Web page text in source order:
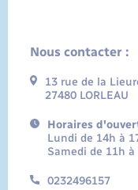
Nous contacter :
13 rue de la
27480 LORLEAU
Horaires
Lundi de 14h à
Samedi de 11h à
0232496157